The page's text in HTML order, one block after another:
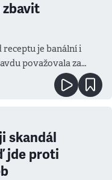
zbavit
receptu je banální i
považovala za
skandál
jde proti